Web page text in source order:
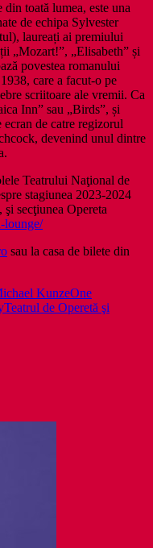
toată lumea, este una
de echipa Sylvester
laureați ai premiului
„Mozart!”, „Elisabeth” și
povestea romanului
care a facut-o pe
scriitoare ale vremii. Ca
Inn” sau „Birds”, și
ecran de catre regizorul
devenind unul dintre
Teatrului Naţional de
stagiunea 2023-2024
, şi secţiunea Opereta
lounge/
sau la casa de bilete din
KunzeOne
Teatrul de Operetă şi